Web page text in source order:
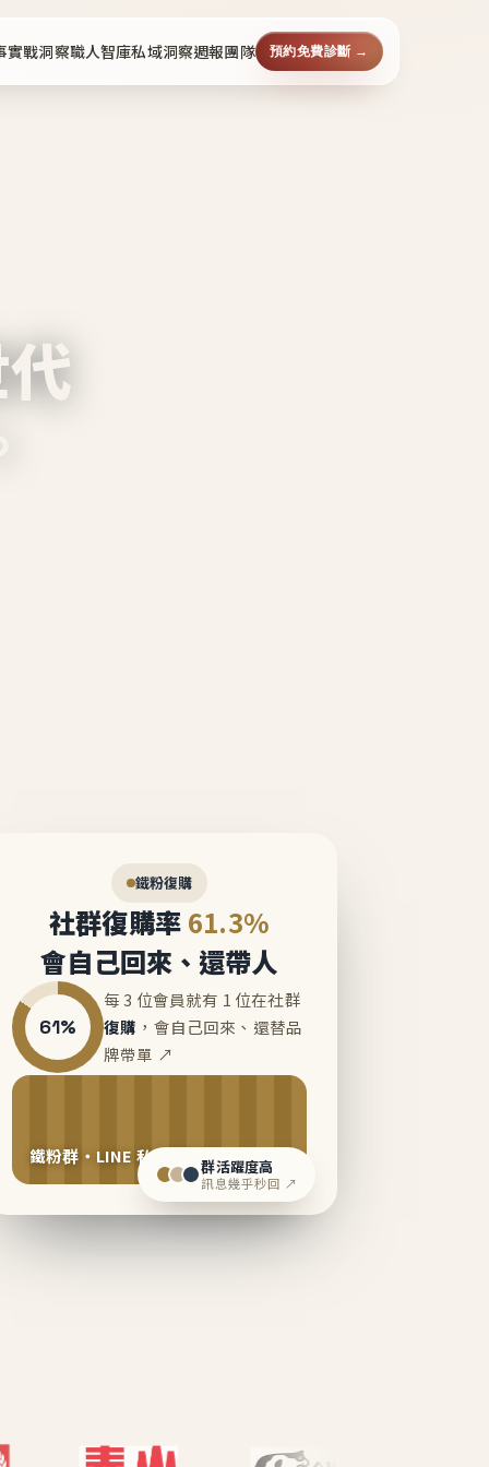
實戰洞察職人智庫私域洞察週報團隊 預約免費診斷 →
鐵粉復購
社群復購率 61.3%
會自己回來、還帶人
61%
每 3 位會員就有 1 位在社群
復購 ，會自己回來、還替品
牌帶單 ↗
鐵粉群・LINE 私域運營中群活躍度高
訊息幾乎秒回 ↗